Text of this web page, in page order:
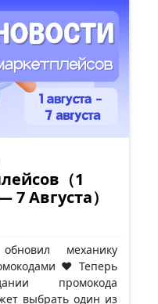
（1
7 Августа）
механику
❤️ Теперь
промокода
выбрать один из